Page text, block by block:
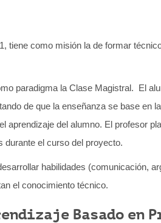
tiene como misión la de formar
paradigma la Clase Magistral. El
de que la enseñanza se base en
aprendizaje del alumno. El profesor
durante el curso del proyecto.
habilidades (comunicación,
el conocimiento técnico.
Basado en